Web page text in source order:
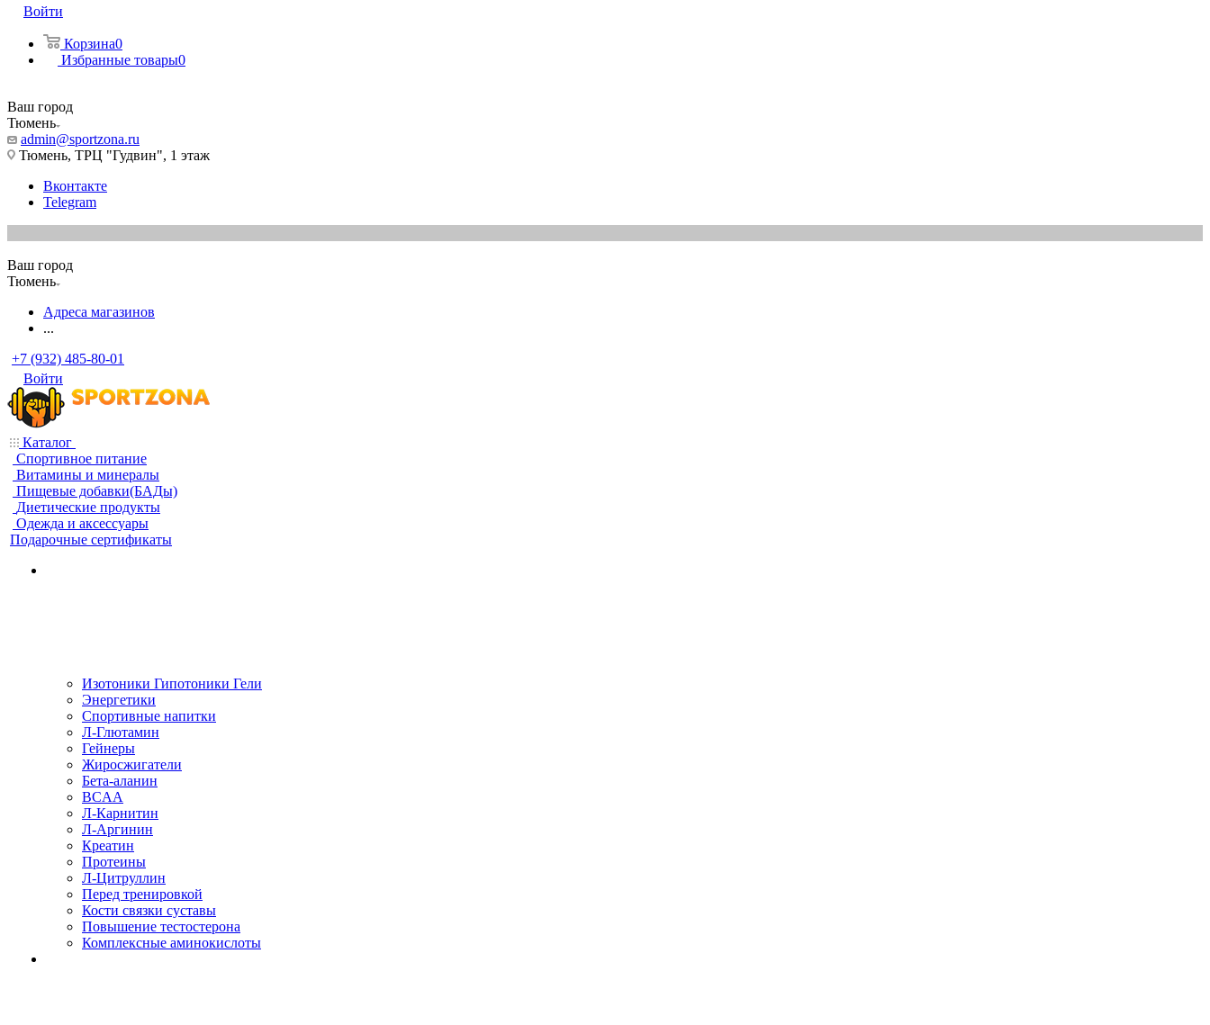
Войти
Корзина0
Избранные товары0
Ваш город
Тюмень
admin@sportzona.ru
Тюмень, ТРЦ "Гудвин", 1 этаж
Вконтакте
Telegram
Ваш город
Тюмень
Адреса магазинов
...
+7 (932) 485-80-01
Войти
Каталог
Спортивное питание
Витамины и минералы
Пищевые добавки(БАДы)
Диетические продукты
Одежда и аксессуары
Подарочные сертификаты
Изотоники Гипотоники Гели
Энергетики
Спортивные напитки
Л-Глютамин
Гейнеры
Жиросжигатели
Бета-аланин
BCAA
Л-Карнитин
Л-Аргинин
Креатин
Протеины
Л-Цитруллин
Перед тренировкой
Кости связки суставы
Повышение тестостерона
Комплексные аминокислоты